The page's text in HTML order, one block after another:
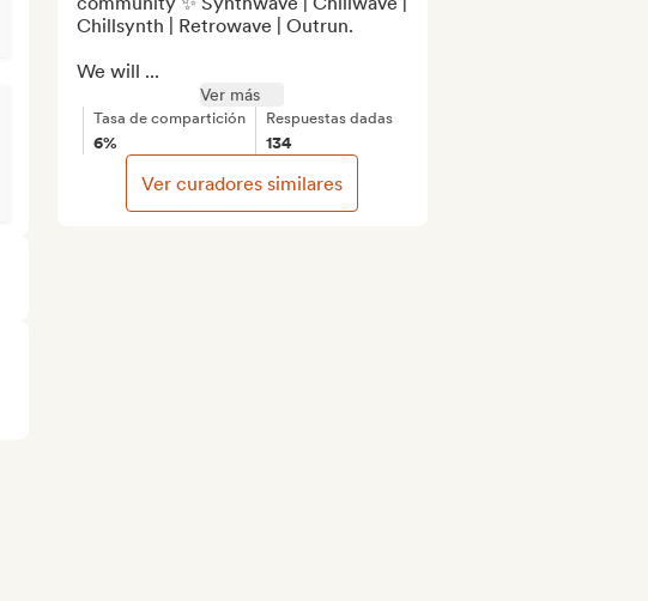
Chillsynth | Retrowave | Outrun.
We will ...
Ver más
Tasa de compartición
6%
Respuestas dadas
134
Ver curadores similares